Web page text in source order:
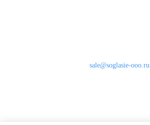
sale@soglasie-ooo.ru